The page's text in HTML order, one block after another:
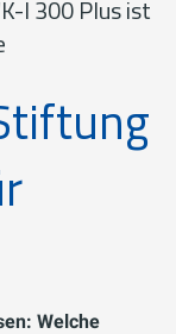
I 300 Plus ist
Welche